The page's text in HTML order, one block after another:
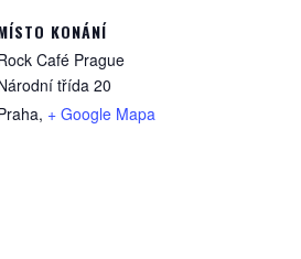
KONÁNÍ
Café Prague
třída 20
, + Google Mapa